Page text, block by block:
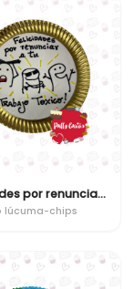
Felicidades por renunciar a tu trabajo toxico!
lúcuma-chips